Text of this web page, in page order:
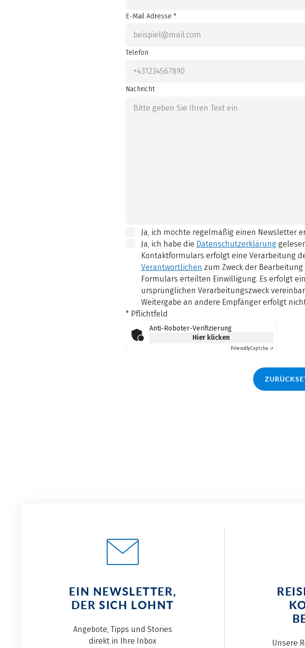
E-Mail Adresse *
Telefon
Nachricht
Ja, ich möchte regelmäßig einen Newsletter
Ja, ich habe die Datenschutzerklärung
Kontaktformulars erfolgt eine Verarbeitung
Verantwortlichen zum Zweck der
Formulars erteilten Einwilligung. Es erfolgt
ursprünglichen Verarbeitungszweck
Weitergabe an andere Empfänger erfolgt
* Pflichtfeld
Anti-Roboter-Verifizierung
Hier klicken
FriendlyCaptcha ⇗
EIN NEWSLETTER,
DER SICH LOHNT
Angebote, Tipps und Stories
direkt in Ihre Inbox
Unsere